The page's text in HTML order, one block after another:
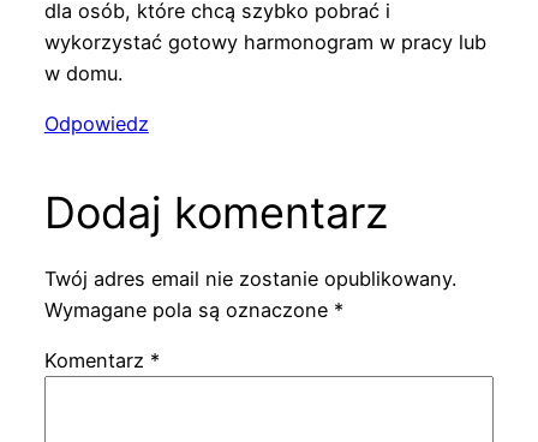
dla osób, które chcą szybko pobrać i
wykorzystać gotowy harmonogram w pracy lub
w domu.
Odpowiedz
Dodaj komentarz
Twój adres email nie zostanie opublikowany.
Wymagane pola są oznaczone *
Komentarz *